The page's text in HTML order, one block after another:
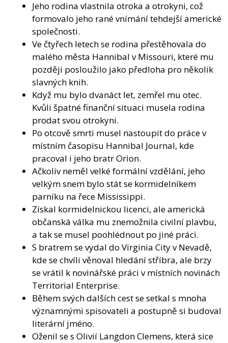
Jeho rodina vlastnila otroka a otrokyni, což
formovalo jeho rané vnímání tehdejší americké
společnosti.
Ve čtyřech letech se rodina přestěhovala do
malého města Hannibal v Missouri, které mu
později posloužilo jako předloha pro několik
slavných knih.
Když mu bylo dvanáct let, zemřel mu otec.
Kvůli špatné finanční situaci musela rodina
prodat svou otrokyni.
Po otcově smrti musel nastoupit do práce v
místním časopisu Hannibal Journal, kde
pracoval i jeho bratr Orion.
Ačkoliv neměl velké formální vzdělání, jeho
velkým snem bylo stát se kormidelníkem
parníku na řece Mississippi.
Získal kormidelnickou licenci, ale americká
občanská válka mu znemožnila civilní plavbu,
a tak se musel poohlédnout po jiné práci.
S bratrem se vydal do Virginia City v Nevadě,
kde se chvíli věnoval hledání stříbra, ale brzy
se vrátil k novinářské práci v místních novinách
Territorial Enterprise.
Během svých dalších cest se setkal s mnoha
významnými spisovateli a postupně si budoval
literární jméno.
Oženil se s Olivií Langdon Clemens, která sice